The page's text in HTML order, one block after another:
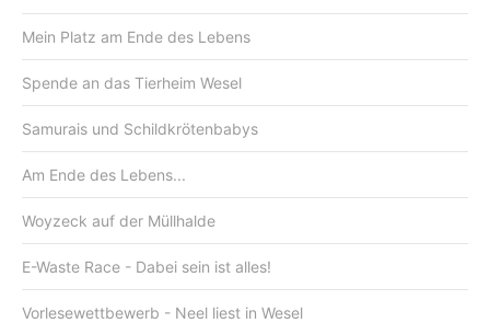
Mein Platz am Ende des Lebens
Spende an das Tierheim Wesel
Samurais und Schildkrötenbabys
Am Ende des Lebens...
Woyzeck auf der Müllhalde
E-Waste Race - Dabei sein ist alles!
Vorlesewettbewerb - Neel liest in Wesel